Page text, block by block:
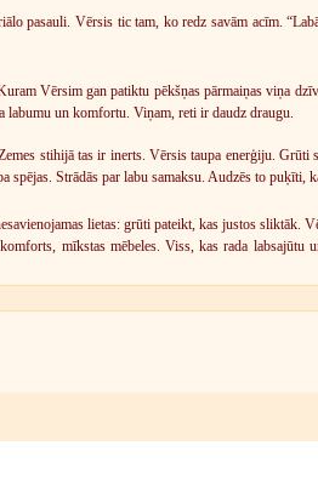
pasauli. Vērsis tic tam, ko redz savām acīm.
Vērsim gan patiktu pēkšņas pārmaiņas viņa
labumu un komfortu. Viņam, reti ir daudz draugu.
stihijā tas ir inerts. Vērsis taupa enerģiju. Grūti
Strādās par labu samaksu. Audzēs to puķīti,
lietas: grūti pateikt, kas justos sliktāk.
mīkstas mēbeles. Viss, kas rada